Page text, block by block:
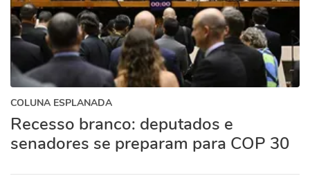
COLUNA ESPLANADA
Recesso branco: deputados e
senadores se preparam para COP 30